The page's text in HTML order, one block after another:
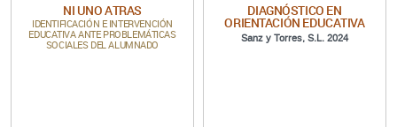
NI UNO ATRAS
IDENTIFICACIÓN E INTERVENCIÓN
EDUCATIVA ANTE PROBLEMÁTICAS
SOCIALES DEL ALUMNADO
DIAGNÓSTICO EN
ORIENTACIÓN EDUCATIVA
Sanz y Torres, S.L. 2024